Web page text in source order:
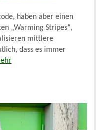
haben aber einen
„Warming Stripes“,
mittlere
dass es immer